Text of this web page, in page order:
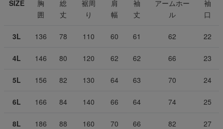
SIZE
胸
囲
総
丈
裾周
り
肩
幅
袖
丈
アームホー
ル
袖
口
3L 136 78 110 60 61 62 22
4L 146 80 120 62 62 66 23
5L 156 82 130 64 63 70 24
6L 166 84 140 66 64 74 25
8L 186 88 160 70 66 82 27